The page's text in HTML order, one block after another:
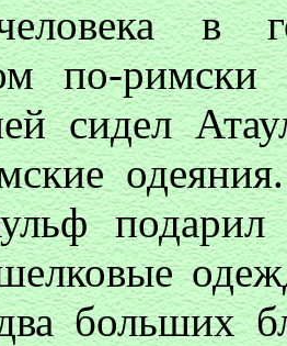
в
по-
сидел
больших